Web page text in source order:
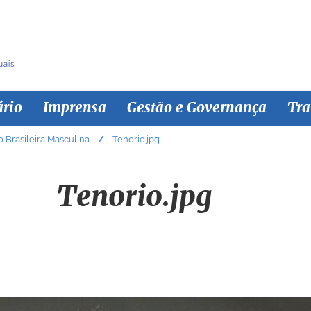
Imprensa Gestão e Governança
Brasileira Masculina Tenorio.jpg
Tenorio.jpg